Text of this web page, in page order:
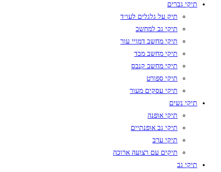
תיקי גברים
תיק על גלגלים לעו״ד
תיקי גב למחשב
תיקי מחשב דמויי עור
תיקי מחשב מבד
תיקי מחשב קנבס
תיקי ספורט
תיקי עסקים מעור
תיקי נשים
תיקי אופנה
תיקי גב אופנתיים
תיקי ערב
תיקים עם רצועה ארוכה
תיקי גב